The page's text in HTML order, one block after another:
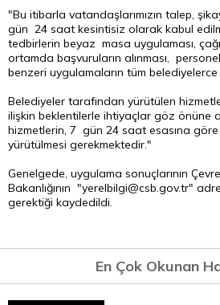
"Bu itibarla vatandaşlarımızın talep,
gün 24 saat kesintisiz olarak kabul
tedbirlerin beyaz masa uygulaması,
ortamda başvuruların alınması,
benzeri uygulamaların tüm
Belediyeler tarafından yürütülen
ilişkin beklentilerle ihtiyaçlar göz önüne
hizmetlerin, 7 gün 24 saat esasına
yürütülmesi gerekmektedir."
Genelgede, uygulama sonuçlarının
Bakanlığının "yerelbilgi@csb.gov.tr"
gerektiği kaydedildi.
En Çok Okunan